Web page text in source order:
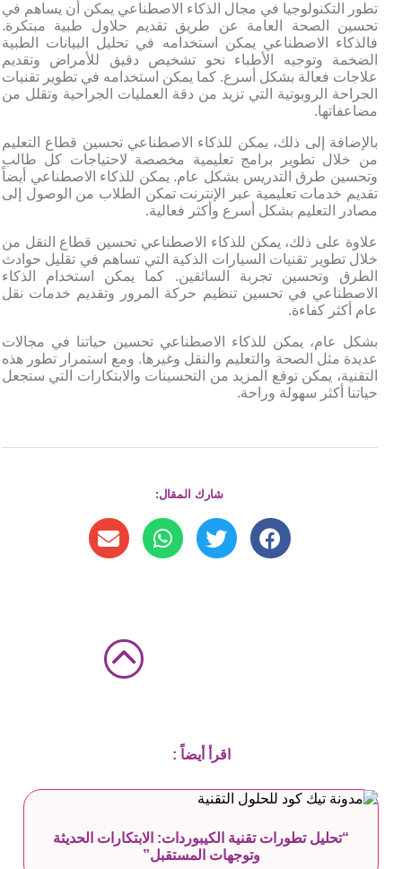
تطور التكنولوجيا في مجال الذكاء الاصطناعي يمكن أن يساهم في
تحسين الصحة العامة عن طريق تقديم حلاول طبية مبتكرة.
فالذكاء الاصطناعي يمكن استخدامه في تحليل البيانات الطبية
الضخمة وتوجيه الأطباء نحو تشخيص دقيق للأمراض وتقديم
علاجات فعالة بشكل أسرع. كما يمكن استخدامه في تطوير تقنيات
الجراحة الروبوتية التي تزيد من دقة العمليات الجراحية وتقلل من
مضاعفاتها.
بالإضافة إلى ذلك، يمكن للذكاء الاصطناعي تحسين قطاع التعليم
من خلال تطوير برامج تعليمية مخصصة لاحتياجات كل طالب
وتحسين طرق التدريس بشكل عام. يمكن للذكاء الاصطناعي أيضاً
تقديم خدمات تعليمية عبر الإنترنت تمكن الطلاب من الوصول إلى
مصادر التعليم بشكل أسرع وأكثر فعالية.
علاوة على ذلك، يمكن للذكاء الاصطناعي تحسين قطاع النقل من
خلال تطوير تقنيات السيارات الذكية التي تساهم في تقليل حوادث
الطرق وتحسين تجربة السائقين. كما يمكن استخدام الذكاء
الاصطناعي في تحسين تنظيم حركة المرور وتقديم خدمات نقل
عام أكثر كفاءة.
بشكل عام، يمكن للذكاء الاصطناعي تحسين حياتنا في مجالات
عديدة مثل الصحة والتعليم والنقل وغيرها. ومع استمرار تطور هذه
التقنية، يمكن توقع المزيد من التحسينات والابتكارات التي ستجعل
حياتنا أكثر سهولة وراحة.
شارك المقال:
اقرأ أيضاً :
“تحليل تطورات تقنية الكيبوردات: الابتكارات الحديثة
وتوجهات المستقبل”